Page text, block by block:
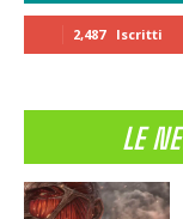
2,487 Iscritti
LE